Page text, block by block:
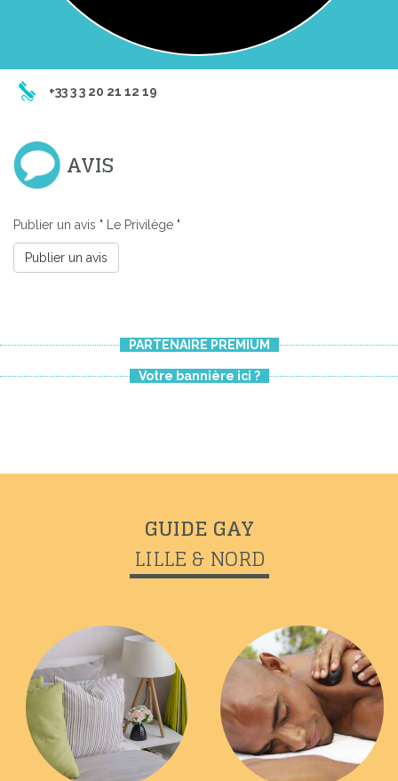
Previous Next
+33 3 3 20 21 12 19
AVIS
Publier un avis " Le Privilège "
Publier un avis
PARTENAIRE PREMIUM
Votre bannière ici ?
GUIDE GAY
LILLE & NORD